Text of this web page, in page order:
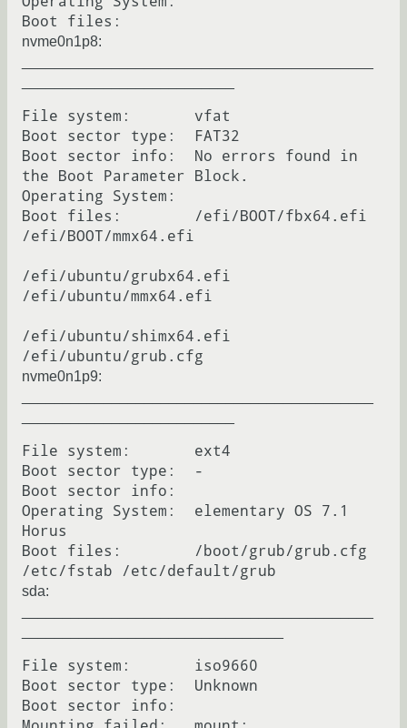
nvme0n1p8:
File system:       vfat
Boot sector type:  FAT32
Boot sector info:  No errors found in
the Boot Parameter Block.
Operating System:
Boot files:        /efi/BOOT/fbx64.efi
/efi/BOOT/mmx64.efi
/efi/ubuntu/grubx64.efi
/efi/ubuntu/mmx64.efi
/efi/ubuntu/shimx64.efi
nvme0n1p9:
File system:       ext4
Boot sector type:  -
Boot sector info:
Operating System:  elementary OS 7.1
Horus
Boot files:        /boot/grub/grub.cfg
sda:
File system:       iso9660
Boot sector type:  Unknown
Boot sector info: